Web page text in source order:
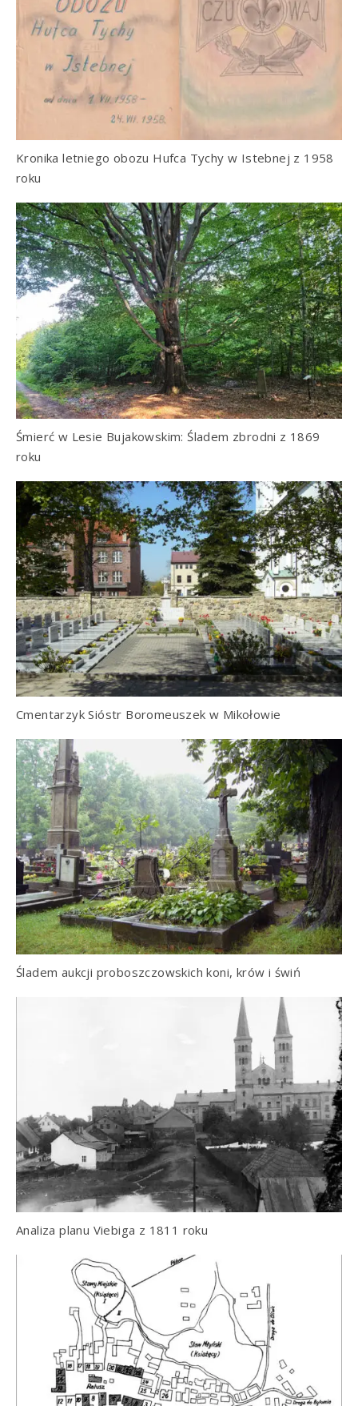
Kronika letniego obozu Hufca Tychy w Istebnej z 1958
roku
Śmierć w Lesie Bujakowskim: Śladem zbrodni z 1869
roku
Cmentarzyk Sióstr Boromeuszek w Mikołowie
Śladem aukcji proboszczowskich koni, krów i świń
Analiza planu Viebiga z 1811 roku